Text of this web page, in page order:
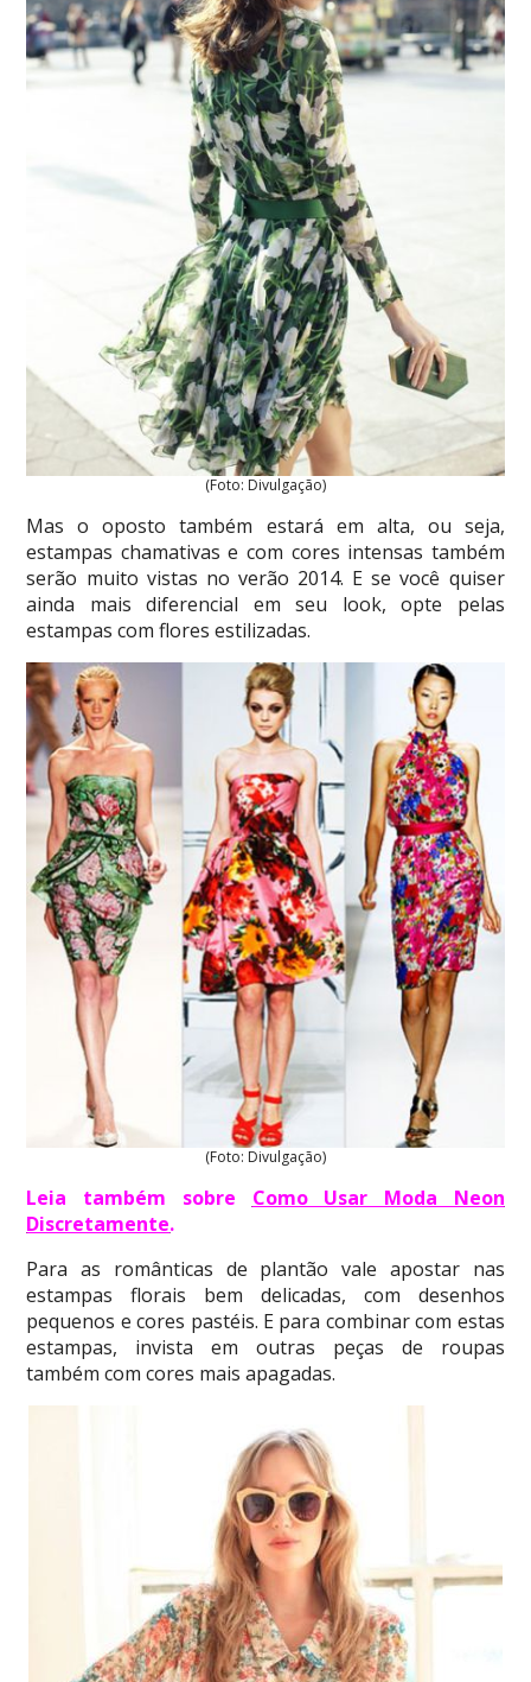
(Foto: Divulgação)
Mas o oposto também estará em alta, ou seja,
estampas chamativas e com cores intensas também
serão muito vistas no verão 2014. E se você quiser
ainda mais diferencial em seu look, opte pelas
estampas com flores estilizadas.
(Foto: Divulgação)
Leia também sobre Como Usar Moda Neon
Discretamente.
Para as românticas de plantão vale apostar nas
estampas florais bem delicadas, com desenhos
pequenos e cores pastéis. E para combinar com estas
estampas, invista em outras peças de roupas
também com cores mais apagadas.